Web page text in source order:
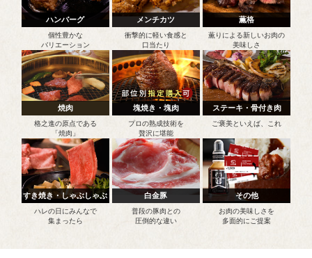
ハンバーグ
個性豊かな
バリエーション
メンチカツ
衝撃的に軽い食感と
口当たり
薫格
薫りによる新しいお肉の
美味しさ
焼肉
格之進の原点である
「焼肉」
塊焼き・塊肉
プロの熟成技術を
贅沢に堪能
ステーキ・骨付き肉
ご褒美といえば、これ
すき焼き・しゃぶしゃぶ
ハレの日にみんなで
集まったら
白金豚
普段の豚肉との
圧倒的な違い
その他
お肉の美味しさを
多面的にご提案